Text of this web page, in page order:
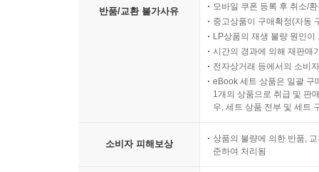
반품/교환 불가사유
모바일 쿠폰 등록 후 취소/
중고상품이 구매확정(자동
LP상품의 재생 불량 원인
시간의 경과에 의해 재판매
전자상거래 등에서의 소비
eBook 세트 상품은 일괄 구
1개의 상품으로 취급 및 판
우, 세트 상품 전부 및 세트
소비자 피해보상
상품의 불량에 의한 반품,
준하여 처리됨